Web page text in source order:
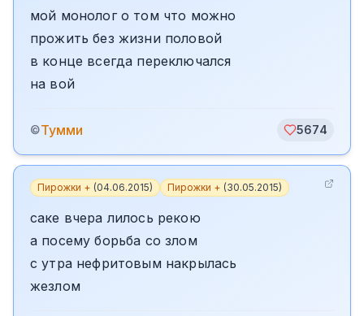
мой монолог о том что можно
прожить без жизни половой
в конце всегда переключался
на вой
©Тумми 5674
Пирожки + (04.06.2015) Пирожки + (30.05.2015)
саке вчера лилось рекою
а посему борьба со злом
с утра нефритовым накрылась
жезлом